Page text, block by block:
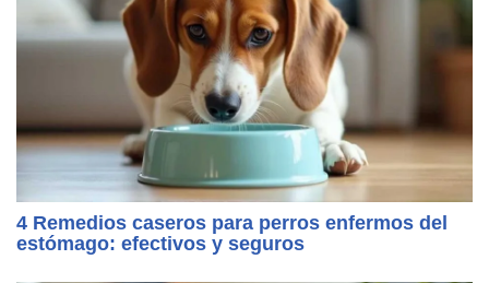
4 Remedios caseros para perros enfermos del
estómago: efectivos y seguros